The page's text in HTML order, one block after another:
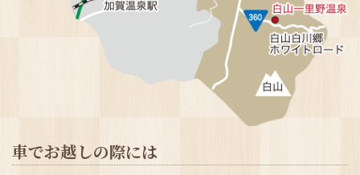
車でお越しの際には